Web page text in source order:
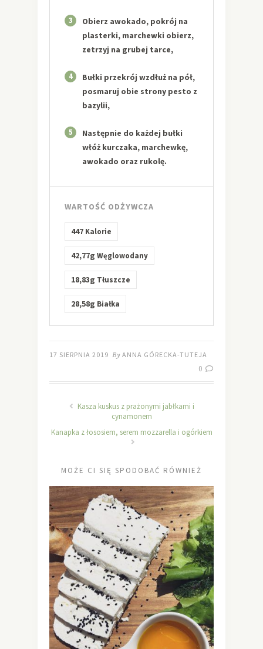
3
Obierz awokado, pokrój na
plasterki, marchewki obierz,
zetrzyj na grubej tarce,
4
Bułki przekrój wzdłuż na pół,
posmaruj obie strony pesto z
bazylii,
5
Następnie do każdej bułki
włóż kurczaka, marchewkę,
awokado oraz rukolę.
WARTOŚĆ ODŻYWCZA
447 Kalorie
42,77g Węglowodany
18,83g Tłuszcze
28,58g Białka
17 SIERPNIA 2019 By ANNA GÓRECKA-TUTEJA
0
Kasza kuskus z prażonymi jabłkami i
cynamonem
Kanapka z łososiem, serem mozzarella i ogórkiem
MOŻE CI SIĘ SPODOBAĆ RÓWNIEŻ